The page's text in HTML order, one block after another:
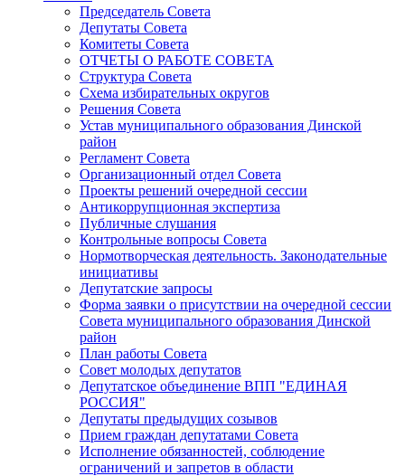
Председатель Совета
Депутаты Совета
Комитеты Совета
ОТЧЕТЫ О РАБОТЕ СОВЕТА
Структура Совета
Схема избирательных округов
Решения Совета
Устав муниципального образования Динской
район
Регламент Совета
Организационный отдел Совета
Проекты решений очередной сессии
Антикоррупционная экспертиза
Публичные слушания
Контрольные вопросы Совета
Нормотворческая деятельность. Законодательные
инициативы
Депутатские запросы
Форма заявки о присутствии на очередной сессии
Совета муниципального образования Динской
район
План работы Совета
Совет молодых депутатов
Депутатское объединение ВПП "ЕДИНАЯ
РОССИЯ"
Депутаты предыдущих созывов
Прием граждан депутатами Совета
Исполнение обязанностей, соблюдение
ограничений и запретов в области